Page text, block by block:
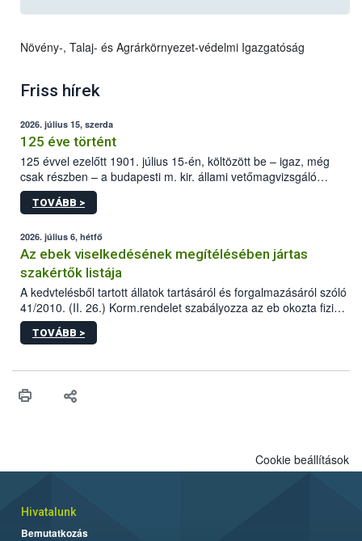
Növény-, Talaj- és Agrárkörnyezet-védelmi Igazgatóság
Friss hírek
2026. július 15, szerda
125 éve történt
125 évvel ezelőtt 1901. július 15-én, költözött be – igaz, még
csak részben – a budapesti m. kir. állami vetőmagvizsgáló
állomás a Kis Rókus utca 15. szám alatti, Czigler Győző által
tervezett új épületébe.
TOVÁBB >
2026. július 6, hétfő
Az ebek viselkedésének megítélésében jártas
szakértők listája
A kedvtelésből tartott állatok tartásáról és forgalmazásáról szóló
41/2010. (II. 26.) Korm.rendelet szabályozza az eb okozta fizikai
sérülés, illetve ennek veszélye keletkezésekor felmerülő
hatósági feladatokat, valamint a veszélyes eb tartását és annak
vonni az ebek viselkedésének megítélésében jártas szakértőt.
TOVÁBB >
Cookie beállítások
Hivatalunk
Bemutatkozás